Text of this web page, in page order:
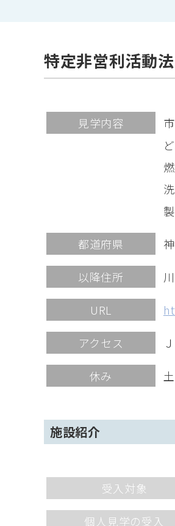
特定非営利活動
見学内容
都道府県
以降住所
URL
アクセス
休み
施設紹介
受入対象
個人見学の受入